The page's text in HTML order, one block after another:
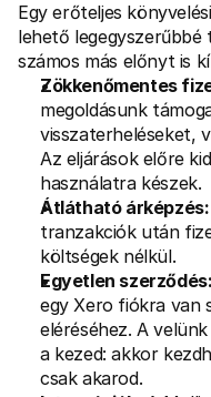
Egy erőteljes
lehető
számos más előnyt is
Zökkenőmentes
megoldásunk
visszaterheléseket,
Az eljárások előre
használatra készek.
Átlátható árképzés:
tranzakciók után
költségek nélkül.
Egyetlen szerződés:
egy Xero fiókra van
eléréséhez. A
a kezed: akkor
csak akarod.